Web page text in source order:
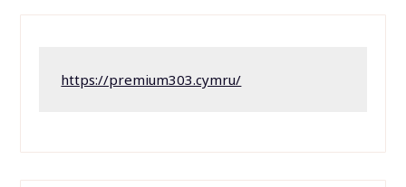
https://premium303.cymru/